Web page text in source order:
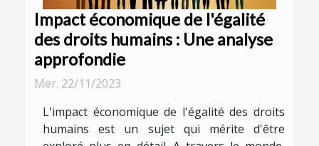
Impact économique de l'égalité
des droits humains : Une analyse
approfondie
Mer. 22/11/2023
L'impact économique de l'égalité des droits
humains est un sujet qui mérite d'être